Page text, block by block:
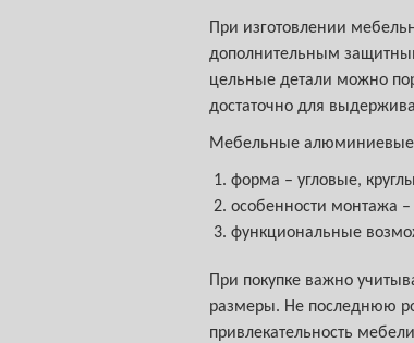
При изготовлении
дополнительным
цельные детали можно
достаточно для
Мебельные алюминиевые
форма – угловые,
особенности монтажа
функциональные
При покупке важно
размеры. Не последнюю
привлекательность